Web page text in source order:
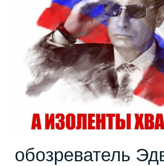
обозреватель